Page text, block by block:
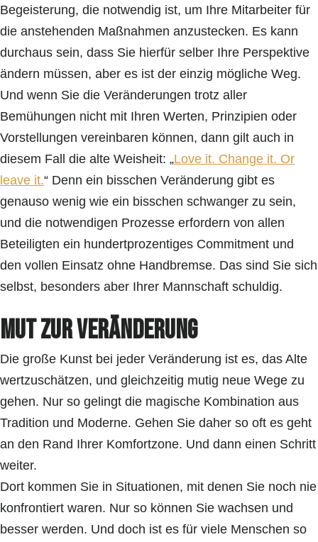
Begeisterung, die notwendig ist, um Ihre Mitarbeiter für
die anstehenden Maßnahmen anzustecken. Es kann
durchaus sein, dass Sie hierfür selber Ihre Perspektive
ändern müssen, aber es ist der einzig mögliche Weg.
Und wenn Sie die Veränderungen trotz aller
Bemühungen nicht mit Ihren Werten, Prinzipien oder
Vorstellungen vereinbaren können, dann gilt auch in
diesem Fall die alte Weisheit: „Love it. Change it. Or
leave it.“ Denn ein bisschen Veränderung gibt es
genauso wenig wie ein bisschen schwanger zu sein,
und die notwendigen Prozesse erfordern von allen
Beteiligten ein hundertprozentiges Commitment und
den vollen Einsatz ohne Handbremse. Das sind Sie sich
selbst, besonders aber Ihrer Mannschaft schuldig.
Mut zur Veränderung
Die große Kunst bei jeder Veränderung ist es, das Alte
wertzuschätzen, und gleichzeitig mutig neue Wege zu
gehen. Nur so gelingt die magische Kombination aus
Tradition und Moderne. Gehen Sie daher so oft es geht
an den Rand Ihrer Komfortzone. Und dann einen Schritt
weiter.
Dort kommen Sie in Situationen, mit denen Sie noch nie
konfrontiert waren. Nur so können Sie wachsen und
besser werden. Und doch ist es für viele Menschen so